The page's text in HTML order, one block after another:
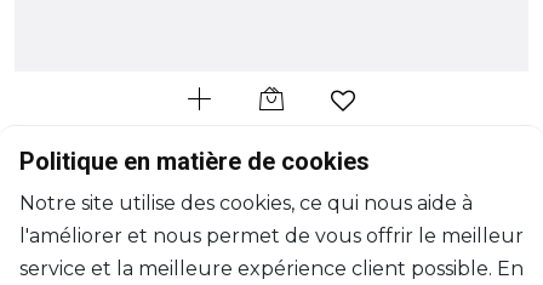
BERNARDAUD
Coffret de 4 assiettes à dessert assorties
D: 21cm
$879
Politique en matière de cookies
Notre site utilise des cookies, ce qui nous aide à
l'améliorer et nous permet de vous offrir le meilleur
service et la meilleure expérience client possible. En